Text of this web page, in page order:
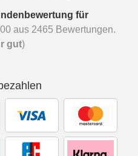
für
aus 2465 Bewertungen.
gut)